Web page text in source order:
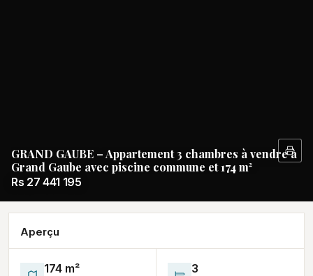
GRAND GAUBE – Appartement 3 chambres à vendre à
Grand Gaube avec piscine commune et 174 m²
Rs 27 441 195
Aperçu
174 m² 3